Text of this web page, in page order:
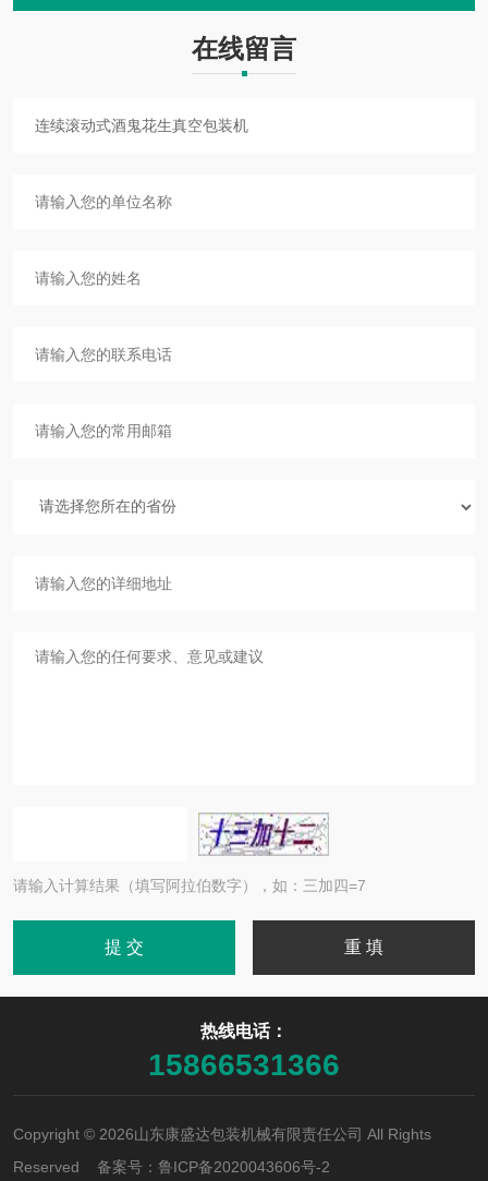
在线留言
请输入计算结果（填写阿拉伯数字），如：三加四=7
热线电话：
15866531366
Copyright © 2026山东康盛达包装机械有限责任公司 All Rights
Reserved 备案号： 鲁ICP备2020043606号-2